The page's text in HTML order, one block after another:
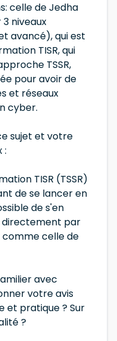
celle de Jedha
niveaux
avancé), qui est
TISR, qui
TSSR,
pour avoir de
et réseaux
cyber.
sujet et votre
:
TISR (TSSR)
de se lancer en
de s'en
par
celle de
avec
votre avis
et pratique ? Sur
?